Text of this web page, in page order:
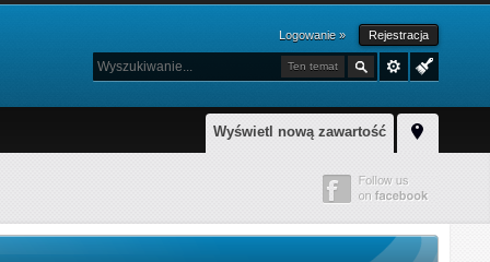
Logowanie » Rejestracja
Ten temat
Wyświetl nową zawartość